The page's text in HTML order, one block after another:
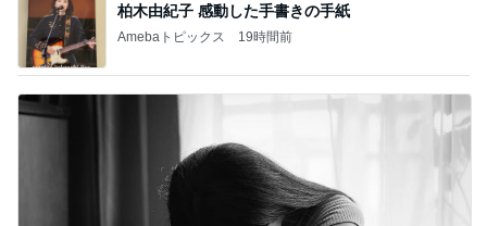
柏木由紀子 感動した手書きの手紙
Amebaトピックス 19時間前